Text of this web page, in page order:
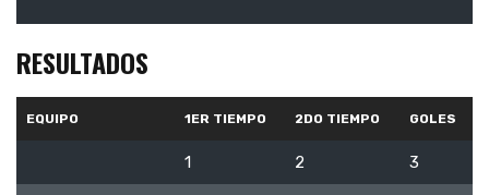
RESULTADOS
EQUIPO 1ER TIEMPO 2DO TIEMPO GOLES
1 2 3